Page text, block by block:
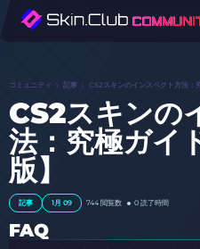
コミュニティ 記事 CS2スキンのインスペクト方法：
CS2スキンの
法：究極ガイ
版】
記事 1月 09 744 閲覧数 0 読了時間
FAQ